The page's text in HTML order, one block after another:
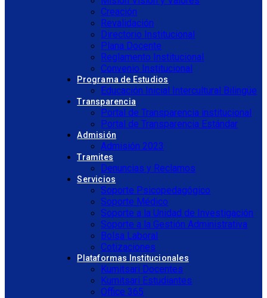
Creación
Revalidación
Directorio Institucional
Plana Docente
Reglamento Institucional
Convenio Institucional
Programa de Estudios
Educación Inicial Intercultural Bilingüe
Transparencia
Portal de Transparencia institucional
Portal de Transparencia Estándar
Admisión
Admisión 2023
Tramites
Denuncias y Reclamos
Servicios
Soporte Psicopedagógico
Soporte Médico
Soporte a la Unidad de Investigación
Soporte a la Gestión Administrativa
Bolsa Laboral
Cotizaciones
Plataformas Institucionales
Kumitsari Docentes
Kumitsari Estudiantes
Office 365